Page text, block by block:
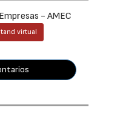
- AMEC
virtual